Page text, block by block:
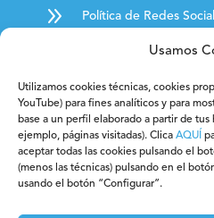
Usamos
Utilizamos cookies técnicas, cookies
YouTube) para fines analíticos y para
base a un perfil elaborado a partir de
ejemplo, páginas visitadas). Clica AQUÍ
aceptar todas las cookies pulsando el
(menos las técnicas) pulsando en el
usando el botón “Configurar”.
9 Política de Redes
Política de Cookies
9 Condiciones
9 Derecho de
9 Código Ético